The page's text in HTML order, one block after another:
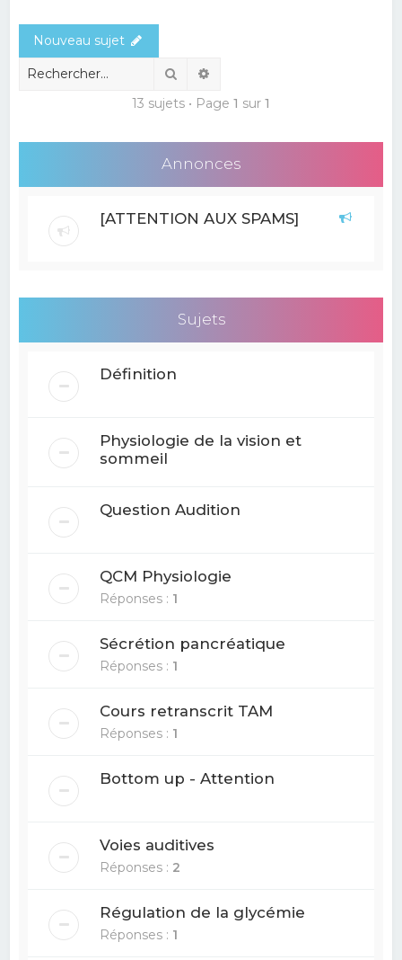
r
Nouveau sujet
Rechercher
13 sujets • Page 1 sur 1
Annonces
[ATTENTION AUX SPAMS]
Sujets
Définition
Physiologie de la vision et
sommeil
Question Audition
QCM Physiologie
Réponses : 1
Sécrétion pancréatique
Réponses : 1
Cours retranscrit TAM
Réponses : 1
Bottom up - Attention
Voies auditives
Réponses : 2
Régulation de la glycémie
Réponses : 1